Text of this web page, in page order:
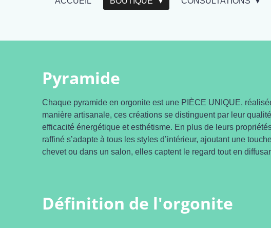
Pyramide
Chaque pyramide en orgonite est une PIÈCE UNIQUE,
manière artisanale, ces créations se distinguent par leur
efficacité énergétique et esthétisme. En plus de leurs
raffiné s’adapte à tous les styles d’intérieur, ajoutant une
chevet ou dans un salon, elles captent le regard tout en
Définition de l'orgonite